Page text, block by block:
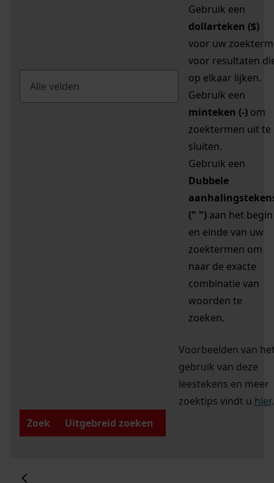
Gebruik een
dollarteken ($)
voor uw zoekterm
voor resultaten
op elkaar lijken.
Gebruik een
minteken (-) om
zoektermen uit te
sluiten.
Gebruik een
Dubbele
(" ") aan het begin
en einde van uw
zoektermen om
naar de exacte
combinatie van
woorden te
zoeken.
Voorbeelden van
gebruik van deze
leestekens en meer
zoektips vindt u hier.
Zoek
Uitgebreid zoeken